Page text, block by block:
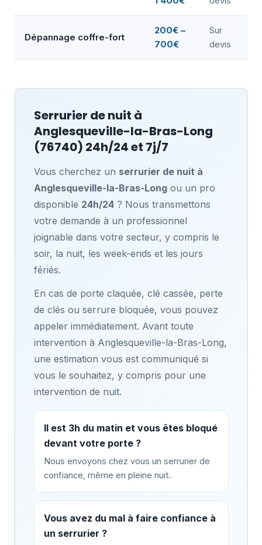
Dépannage coffre-fort
200€ –
700€
Sur
devis
Serrurier de nuit à
Anglesqueville-la-Bras-Long
(76740) 24h/24 et 7j/7
Vous cherchez un serrurier de nuit à
Anglesqueville-la-Bras-Longou un pro
disponible 24h/24? Nous transmettons
votre demande à un professionnel
joignable dans votre secteur, y compris le
soir, la nuit, les week-ends et les jours
fériés.
En cas de porte claquée, clé cassée, perte
de clés ou serrure bloquée, vous pouvez
appeler immédiatement. Avant toute
intervention à Anglesqueville-la-Bras-Long,
une estimation vous est communiqué si
vous le souhaitez, y compris pour une
intervention de nuit.
Il est 3h du matin et vous êtes bloqué
devant votre porte ?
Nous envoyons chez vous un serrurier de
confiance, même en pleine nuit.
Vous avez du mal à faire confiance à
un serrurier ?